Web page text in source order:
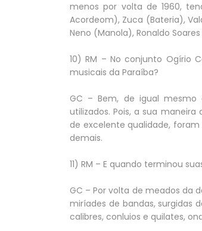
menos por volta de 1960,
Acordeom), Zuca (Bateria),
Neno (Manola), Ronaldo
10) RM – No conjunto Ogírio
musicais da Paraíba?
GC – Bem, de igual mesmo
utilizados. Pois, a sua maneira
de excelente qualidade,
demais.
11) RM – E quando terminou
GC – Por volta de meados da
miríades de bandas, surgidas
calibres, conluios e quilates,